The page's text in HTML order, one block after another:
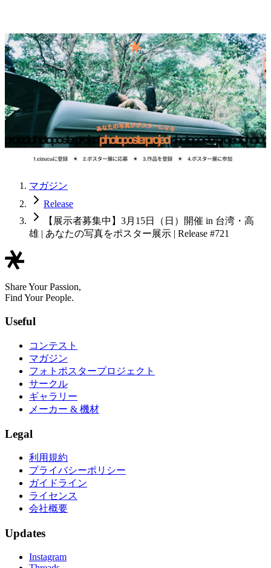
マガジン
Release
【展示者募集中】3月15日（日）開催 in 台湾・高
雄 | あなたの写真をポスター展示 | Release #721
Share Your Passion,
Find Your People.
Useful
コンテスト
マガジン
フォトポスタープロジェクト
サークル
ギャラリー
メーカー & 機材
Legal
利用規約
プライバシーポリシー
ガイドライン
ライセンス
会社概要
Updates
Instagram